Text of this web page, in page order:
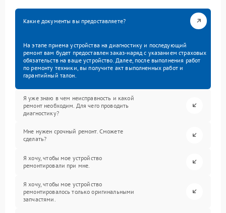
Какие документы вы предоставляете?
На этапе приема устройства на диагностику и последующий
ремонт вам будет предоставлен заказ-наряд с указанием страховых
обязательств на ваше устройство. Далее, после выполнения работ
по ремонту техники, вы получите акт выполненных работ и
гарантийный талон.
Я уже знаю в чем неисправность и какой
ремонт необходим. Для чего проводить
диагностику?
Мне нужен срочный ремонт. Сможете
сделать?
Я хочу, чтобы мое устройство
ремонтировали при мне.
Я хочу, чтобы мое устройство
ремонтировалось только оригинальными
запчастями.